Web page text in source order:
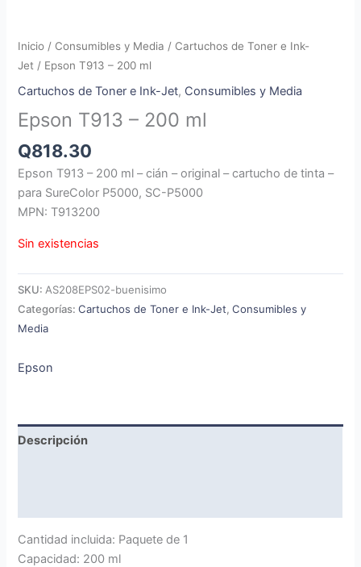
Inicio / Consumibles y Media / Cartuchos de Toner e Ink-
Jet / Epson T913 – 200 ml
Cartuchos de Toner e Ink-Jet, Consumibles y Media
Epson T913 – 200 ml
Q818.30
Epson T913 – 200 ml – cián – original – cartucho de tinta –
para SureColor P5000, SC-P5000
MPN: T913200
Sin existencias
SKU: AS208EPS02-buenisimo
Categorías:Cartuchos de Toner e Ink-Jet,Consumibles y
Media
Epson
Descripción
Cantidad incluida: Paquete de 1
Capacidad: 200 ml